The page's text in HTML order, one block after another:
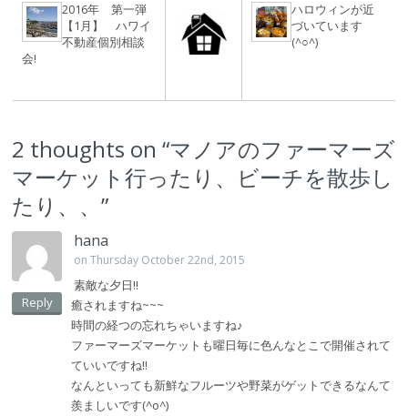
2016年 第一弾
【1月】 ハワイ
不動産個別相談
会!
ハロウィンが近
づいています
(^○^)
2 thoughts on “マノアのファーマーズ
マーケット行ったり、ビーチを散歩し
たり、、 ”
Reply
hana
on Thursday October 22nd, 2015
素敵な夕日!!
癒されますね~~~
時間の経つの忘れちゃいますね♪
ファーマーズマーケットも曜日毎に色んなとこで開催されて
ていいですね!!
なんといっても新鮮なフルーツや野菜がゲットできるなんて
羨ましいです(^о^)